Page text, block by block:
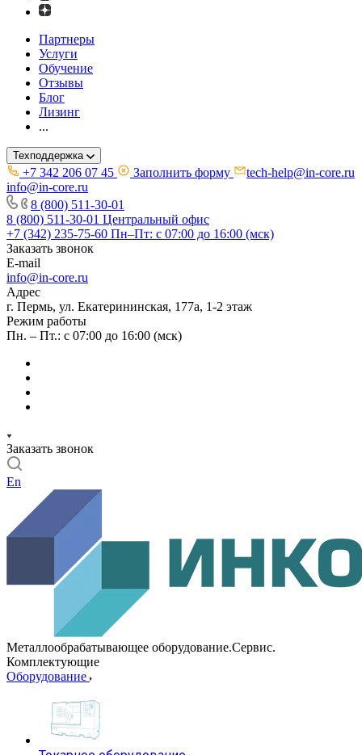
Партнеры
Услуги
Обучение
Отзывы
Блог
Лизинг
...
Техподдержка
+7 342 206 07 45 Заполнить форму
tech-help@in-core.ru
info@in-core.ru
8 (800) 511-30-01
8 (800) 511-30-01 Центральный офис
+7 (342) 235-75-60 Пн–Пт: с 07:00 до 16:00 (мск)
Заказать звонок
E-mail
info@in-core.ru
Адрес
г. Пермь, ул. ​Екатерининская, 177а, ​1-2 этаж
Режим работы
Пн. – Пт.: с 07:00 до 16:00 (мск)
Заказать звонок
En
Металлообрабатывающее оборудование.Сервис.
Комплектующие
Оборудование